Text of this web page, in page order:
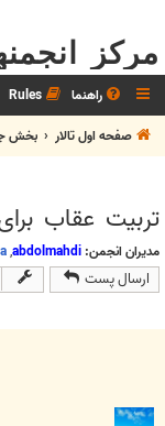
مرکز
راهنما Rules
صفحه اول تالار
بخش
تربیت عقاب
مدیران انجمن: abdolmahdi
,
ارسال پست